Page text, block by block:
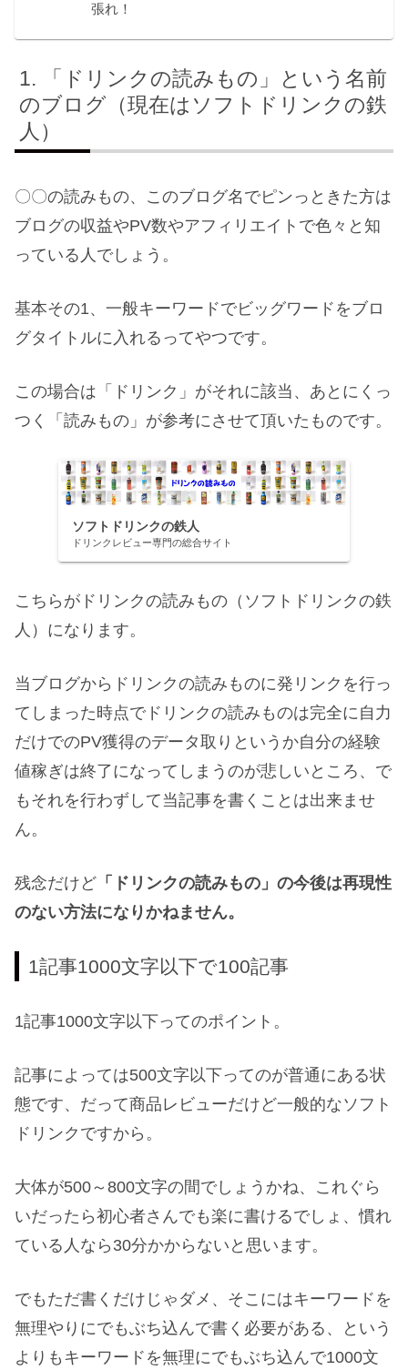
張れ！
「ドリンクの読みもの」という名前
のブログ（現在はソフトドリンクの鉄
人）
〇〇の読みもの、このブログ名でピンっときた方は
ブログの収益やPV数やアフィリエイトで色々と知
っている人でしょう。
基本その1、一般キーワードでビッグワードをブロ
グタイトルに入れるってやつです。
この場合は「ドリンク」がそれに該当、あとにくっ
つく「読みもの」が参考にさせて頂いたものです。
ソフトドリンクの鉄人
ドリンクレビュー専門の総合サイト
こちらがドリンクの読みもの（ソフトドリンクの鉄
人）になります。
当ブログからドリンクの読みものに発リンクを行っ
てしまった時点でドリンクの読みものは完全に自力
だけでのPV獲得のデータ取りというか自分の経験
値稼ぎは終了になってしまうのが悲しいところ、で
もそれを行わずして当記事を書くことは出来ませ
ん。
残念だけど 「ドリンクの読みもの」の今後は再現性
のない方法になりかねません。
1記事1000文字以下で100記事
1記事1000文字以下ってのポイント。
記事によっては500文字以下ってのが普通にある状
態です、だって商品レビューだけど一般的なソフト
ドリンクですから。
大体が500～800文字の間でしょうかね、これぐら
いだったら初心者さんでも楽に書けるでしょ、慣れ
ている人なら30分かからないと思います。
でもただ書くだけじゃダメ、そこにはキーワードを
無理やりにでもぶち込んで書く必要がある、という
よりもキーワードを無理にでもぶち込んで1000文